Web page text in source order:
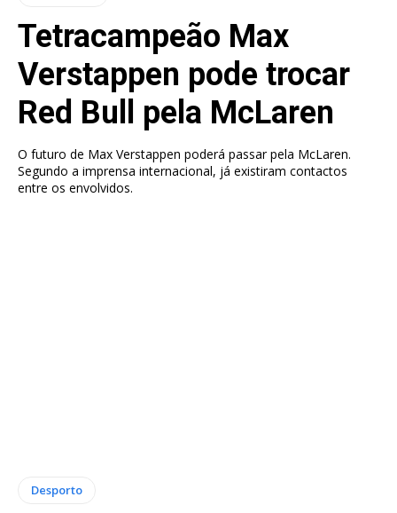
Tetracampeão Max
Verstappen pode trocar
Red Bull pela McLaren
O futuro de Max Verstappen poderá passar pela McLaren.
Segundo a imprensa internacional, já existiram contactos
entre os envolvidos.
Desporto